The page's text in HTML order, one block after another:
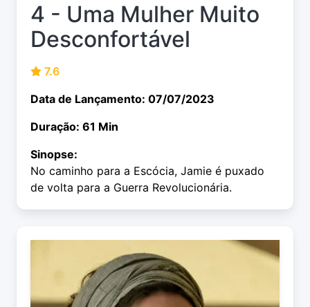
4 - Uma Mulher Muito
Desconfortável
7.6
Data de Lançamento: 07/07/2023
Duração: 61 Min
Sinopse:
No caminho para a Escócia, Jamie é puxado
de volta para a Guerra Revolucionária.